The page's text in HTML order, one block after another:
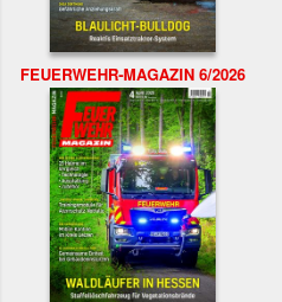
FEUERWEHR-MAGAZIN 6/2026